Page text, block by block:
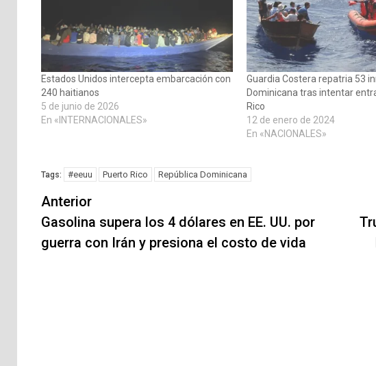
Estados Unidos intercepta embarcación con
240 haitianos
5 de junio de 2026
En «INTERNACIONALES»
Guardia Costera repatria 53
Dominicana tras intentar
Rico
12 de enero de 2024
En «NACIONALES»
Tags: #eeuu Puerto Rico República Dominicana
Navegación
de
entradas
Anterior
Gasolina supera los 4 dólares en EE. UU. por
guerra con Irán y presiona el costo de vida